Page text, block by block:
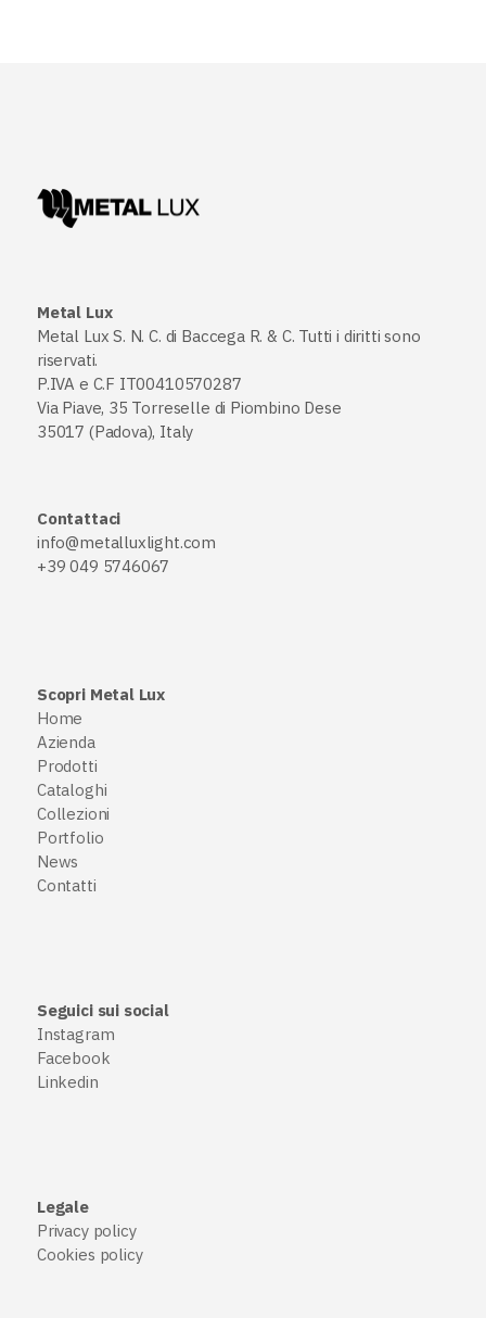
Metal Lux
Metal Lux S. N. C. di Baccega R. & C. Tutti i diritti sono
riservati.
P.IVA e C.F IT00410570287
Via Piave, 35 Torreselle di Piombino Dese
35017 (Padova), Italy
Contattaci
info@metalluxlight.com
+39 049 5746067
Scopri Metal Lux
Home
Azienda
Prodotti
Cataloghi
Collezioni
Portfolio
News
Contatti
Seguici sui social
Instagram
Facebook
Linkedin
Legale
Privacy policy
Cookies policy